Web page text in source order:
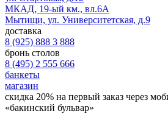
МКАД, 19-ый км., вл.6А
Мытищи, ул. Университетская, д.9
доставка
8 (925) 888 3 888
бронь столов
8 (495) 2 555 666
банкеты
магазин
скидка 20% на первый заказ через
«бакинский бульвар»